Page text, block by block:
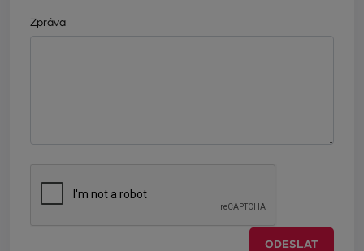
Zpráva
ODESLAT